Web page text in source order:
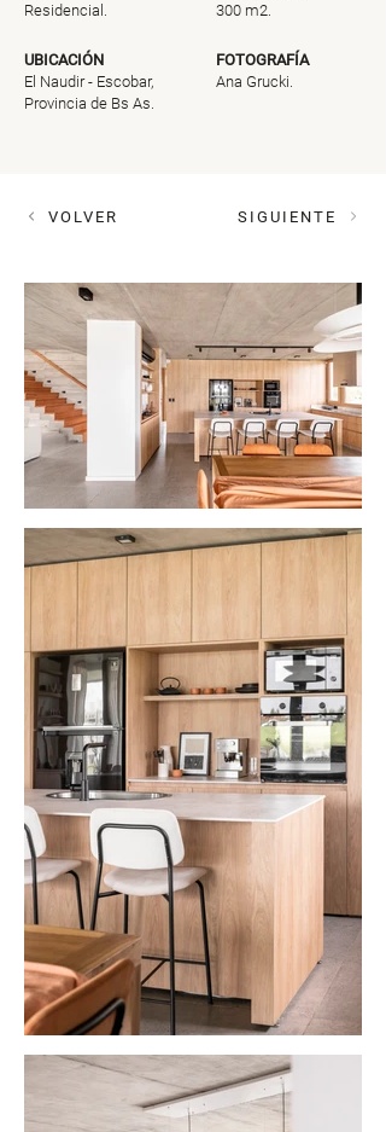
Residencial.
UBICACIÓN
El Naudir - Escobar,
Provincia de Bs As.
300 m2.
FOTOGRAFÍA
Ana Grucki.
VOLVER SIGUIENTE